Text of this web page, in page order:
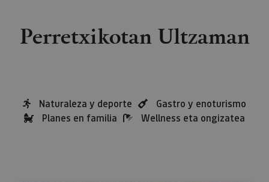
Perretxikotan Ultzaman
Naturaleza y deporte
Gastro y enoturismo
Planes en familia
Wellness eta ongizatea